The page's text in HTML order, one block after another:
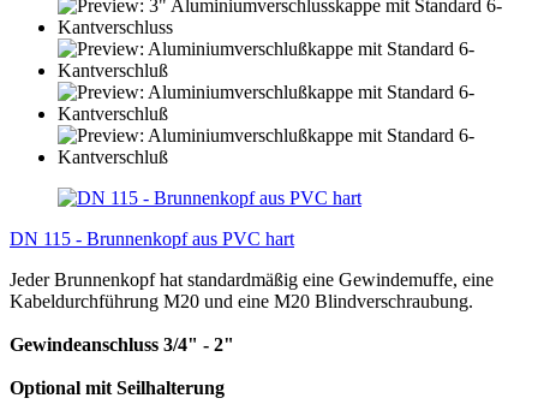
DN 115 - Brunnenkopf aus PVC hart
Jeder Brunnenkopf hat standardmäßig eine Gewindemuffe, eine
Kabeldurchführung M20 und eine M20 Blindverschraubung.
Gewindeanschluss 3/4" - 2"
Optional mit Seilhalterung